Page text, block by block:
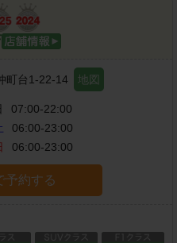
町台1-22-14 地図
07:00-22:00
06:00-23:00
06:00-23:00
予約する